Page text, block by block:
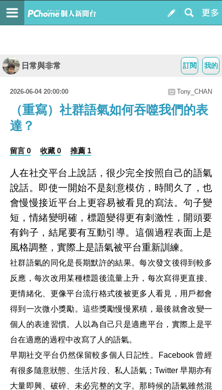
我的
訂閱
日常與非常
2026-06-04 20:00:00 Tony_CHAN
（重寫）社群語氣如何吞噬我們的表
達？
留言 0 收藏 0 推薦 1
人在社交平台上說話，很少完全按照自己的語氣
說話。即使一開始不是刻意模仿，時間久了，也
會慢慢接近平台上更容易被看見的寫法。句子變
短，情緒變明確，標題變得更有刺激性，開頭要
有鉤子，結尾要有互動引導。這個過程表面上是
風格調整，實際上是語氣被平台重新訓練。
社群語氣的同化是長期默許的結果。每次發文後得到較多
反應，每次改用某種標題後流量上升，每次寫得更直接、
更情緒化、更像平台流行格式後被更多人看見，用戶都會
得到一次微小獎勵。這些獎勵慢慢累積，最後就會改變一
個人的表達習慣。人以為自己只是適應平台，實際上是平
台在適應的過程中改寫了人的語氣。
早期社交平台仍然保留較多個人日記性。Facebook 曾經
有很多隨意狀態、生活片段、私人語氣；Twitter 早期亦有
大量即興、破碎、未必完整的文字。那時候的語氣雖然混